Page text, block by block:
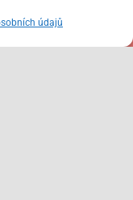
údajů